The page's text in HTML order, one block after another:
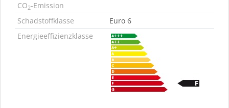
CO2-Emission
Schadstoffklasse
Euro 6
Energieeffizienzklasse